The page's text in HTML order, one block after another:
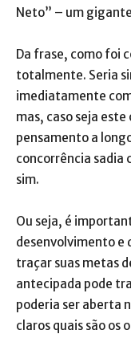
Neto” – um
Da frase, como foi
totalmente. Seria
imediatamente
mas, caso seja
pensamento a
concorrência sadia
sim.
Ou seja, é
desenvolvimento e
traçar suas metas
antecipada pode
poderia ser aberta
claros quais são os